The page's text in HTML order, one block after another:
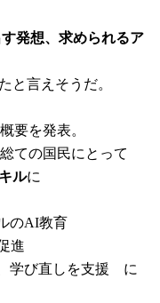
発想、求められるア
と言えそうだ。
要を発表。
ての国民にとって
ルに
のAI教育
進
学び直しを支援 に